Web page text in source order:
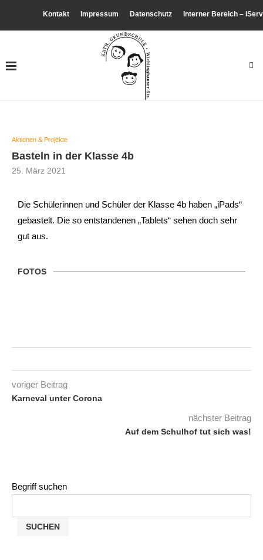
Kontakt Impressum Datenschutz Interner Bereich – IServ
Aktionen & Projekte
Basteln in der Klasse 4b
25. März 2021
Die Schülerinnen und Schüler der Klasse 4b haben „iPads“
gebastelt. Die so entstandenen „Tablets“ sehen doch sehr
gut aus.
FOTOS
voriger Beitrag
Karneval unter Corona
nächster Beitrag
Auf dem Schulhof tut sich was!
Begriff suchen
SUCHEN